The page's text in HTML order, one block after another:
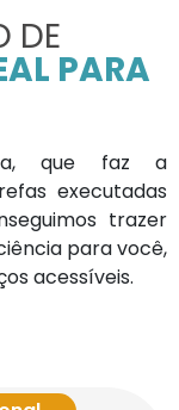
DE
PARA
que faz a
executadas
trazer
para você,
acessíveis.